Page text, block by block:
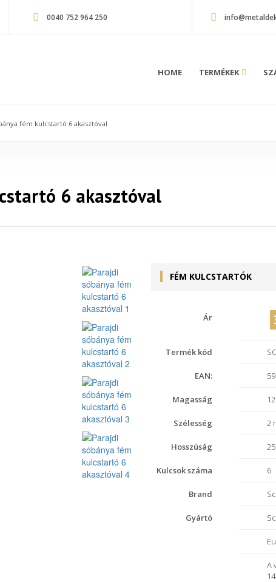
0040 752 964 250
HOME TERMÉKEK
fém kulcstartó 6 akasztóval
6 akasztóval
FÉM KULCSTARTÓK
Ár
Termék kód
EAN:
Magasság
Szélesség 2
Hosszúság
Kulcsok száma 6
Brand
Gyártó
A